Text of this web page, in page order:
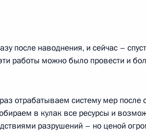
на совещании с членами
среда
после наводнения, и сейчас –
работы можно было провести и
отрабатываем систему мер после
в кулак все ресурсы и
разрушений – но ценой